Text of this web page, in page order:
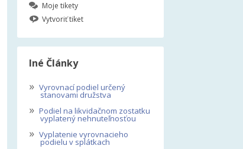
Moje tikety
Vytvoriť tiket
Iné Články
» Vyrovnací podiel určený
stanovami družstva
» Podiel na likvidačnom zostatku
vyplatený nehnuteľnosťou
» Vyplatenie vyrovnacieho
podielu v splátkach